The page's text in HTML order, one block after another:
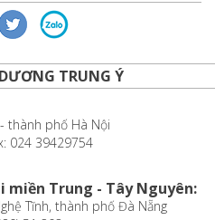
DƯƠNG TRUNG Ý
thành phố Hà Nội
024 39429754
Trung - Tây Nguyên:
Tĩnh, thành phố Đà Nẵng